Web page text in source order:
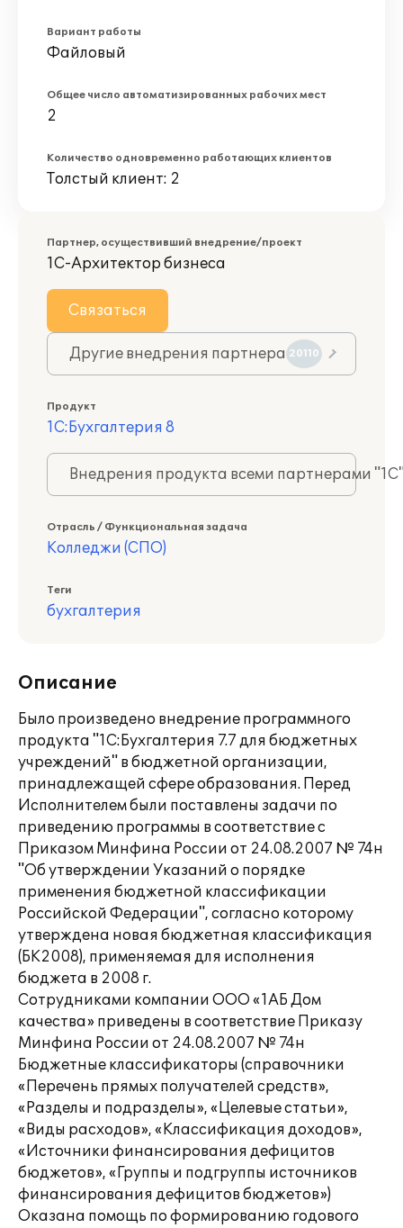
Вариант работы
Файловый
Общее число автоматизированных рабочих мест
2
Количество одновременно работающих клиентов
Толстый клиент: 2
Партнер, осуществивший внедрение/проект
1С-Архитектор бизнеса
Связаться
Другие внедрения партнера 20110
Продукт
1С:Бухгалтерия 8
Внедрения продукта всеми партнерами
Отрасль / Функциональная задача
Колледжи (СПО)
Теги
бухгалтерия
Описание
Было произведено внедрение программного
продукта "1С:Бухгалтерия 7.7 для бюджетных
учреждений" в бюджетной организации,
принадлежащей сфере образования. Перед
Исполнителем были поставлены задачи по
приведению программы в соответствие с
Приказом Минфина России от 24.08.2007 № 74н
"Об утверждении Указаний о порядке
применения бюджетной классификации
Российской Федерации", согласно которому
утверждена новая бюджетная классификация
(БК2008), применяемая для исполнения
бюджета в 2008 г.
Сотрудниками компании ООО «1АБ Дом
качества» приведены в соответствие Приказу
Минфина России от 24.08.2007 № 74н
Бюджетные классификаторы (справочники
«Перечень прямых получателей средств»,
«Разделы и подразделы», «Целевые статьи»,
«Виды расходов», «Классификация доходов»,
«Источники финансирования дефицитов
бюджетов», «Группы и подгруппы источников
финансирования дефицитов бюджетов»)
Оказана помощь по формированию годового